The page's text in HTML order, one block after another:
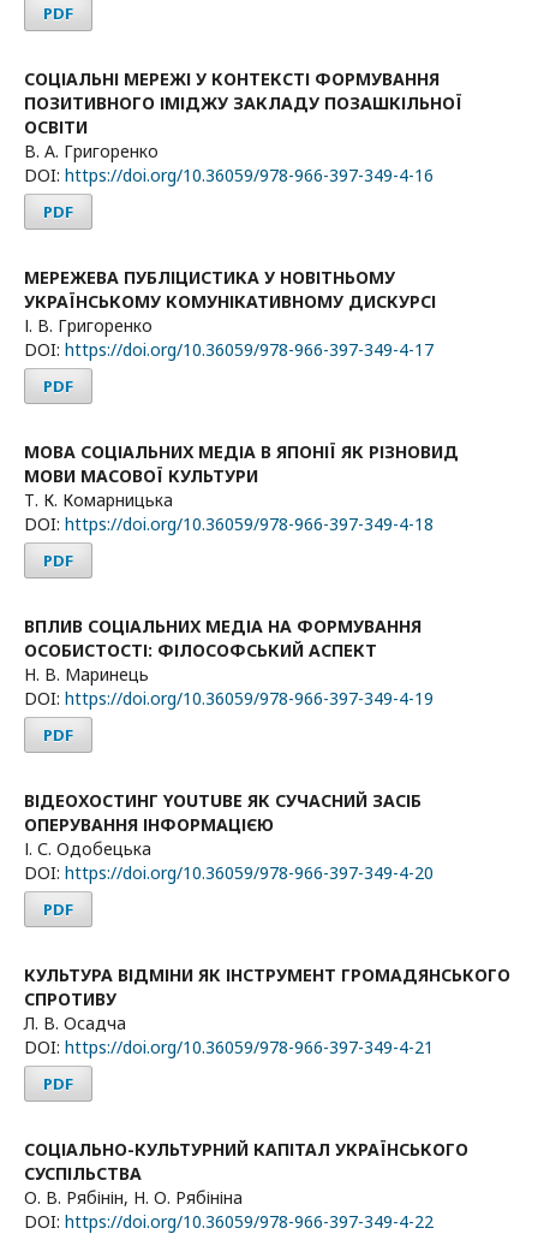
PDF
СОЦІАЛЬНІ МЕРЕЖІ У КОНТЕКСТІ ФОРМУВАННЯ
ПОЗИТИВНОГО ІМІДЖУ ЗАКЛАДУ ПОЗАШКІЛЬНОЇ
ОСВІТИ
В. А. Григоренко
DOI: https://doi.org/10.36059/978-966-397-349-4-16
PDF
МЕРЕЖЕВА ПУБЛІЦИСТИКА У НОВІТНЬОМУ
УКРАЇНСЬКОМУ КОМУНІКАТИВНОМУ ДИСКУРСІ
І. В. Григоренко
DOI: https://doi.org/10.36059/978-966-397-349-4-17
PDF
МОВА СОЦІАЛЬНИХ МЕДІА В ЯПОНІЇ ЯК РІЗНОВИД
МОВИ МАСОВОЇ КУЛЬТУРИ
Т. К. Комарницька
DOI: https://doi.org/10.36059/978-966-397-349-4-18
PDF
ВПЛИВ СОЦІАЛЬНИХ МЕДІА НА ФОРМУВАННЯ
ОСОБИСТОСТІ: ФІЛОСОФСЬКИЙ АСПЕКТ
Н. В. Маринець
DOI: https://doi.org/10.36059/978-966-397-349-4-19
PDF
ВІДЕОХОСТИНГ YOUTUBE ЯК СУЧАСНИЙ ЗАСІБ
ОПЕРУВАННЯ ІНФОРМАЦІЄЮ
І. С. Одобецька
DOI: https://doi.org/10.36059/978-966-397-349-4-20
PDF
КУЛЬТУРА ВІДМІНИ ЯК ІНСТРУМЕНТ ГРОМАДЯНСЬКОГО
СПРОТИВУ
Л. В. Осадча
DOI: https://doi.org/10.36059/978-966-397-349-4-21
PDF
СОЦІАЛЬНО-КУЛЬТУРНИЙ КАПІТАЛ УКРАЇНСЬКОГО
СУСПІЛЬСТВА
О. В. Рябінін, Н. О. Рябініна
DOI: https://doi.org/10.36059/978-966-397-349-4-22